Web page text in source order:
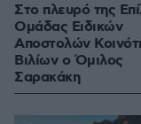
Στο πλευρό της
Ομάδας Ειδικών
Αποστολών
Βιλίων ο Όμιλος
Σαρακάκη